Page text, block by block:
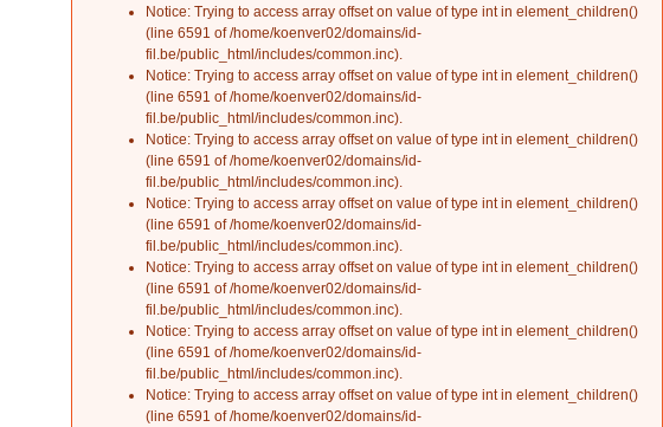
Notice: Trying to access array offset on value of type int in element_children()
(line 6591 of/home/koenver02/domains/id-
fil.be/public_html/includes/common.inc).
Notice: Trying to access array offset on value of type int in element_children()
(line 6591 of/home/koenver02/domains/id-
fil.be/public_html/includes/common.inc).
Notice: Trying to access array offset on value of type int in element_children()
(line 6591 of/home/koenver02/domains/id-
fil.be/public_html/includes/common.inc).
Notice: Trying to access array offset on value of type int in element_children()
(line 6591 of/home/koenver02/domains/id-
fil.be/public_html/includes/common.inc).
Notice: Trying to access array offset on value of type int in element_children()
(line 6591 of/home/koenver02/domains/id-
fil.be/public_html/includes/common.inc).
Notice: Trying to access array offset on value of type int in element_children()
(line 6591 of/home/koenver02/domains/id-
fil.be/public_html/includes/common.inc).
Notice: Trying to access array offset on value of type int in element_children()
(line 6591 of/home/koenver02/domains/id-